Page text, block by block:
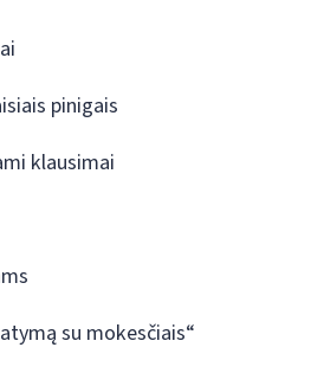
pinigais
klausimai
su mokesčiais“